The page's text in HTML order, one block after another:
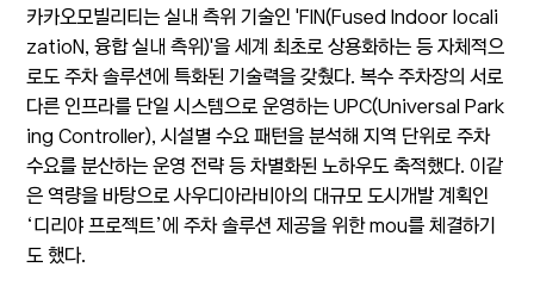
카카오모빌리티는 실내 측위 기술인 'FIN(Fused Indoor locali
zatioN, 융합 실내 측위)'을 세계 최초로 상용화하는 등 자체적으
로도 주차 솔루션에 특화된 기술력을 갖췄다. 복수 주차장의 서로
다른 인프라를 단일 시스템으로 운영하는 UPC(Universal Park
ing Controller), 시설별 수요 패턴을 분석해 지역 단위로 주차
수요를 분산하는 운영 전략 등 차별화된 노하우도 축적했다. 이같
은 역량을 바탕으로 사우디아라비아의 대규모 도시개발 계획인
‘디리야 프로젝트’에 주차 솔루션 제공을 위한 mou를 체결하기
도 했다.